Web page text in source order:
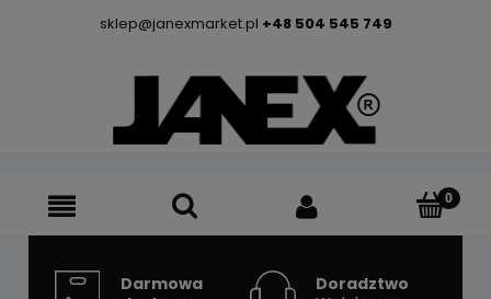
sklep@janexmarket.pl +48 504 545 749
Darmowa
Doradztwo